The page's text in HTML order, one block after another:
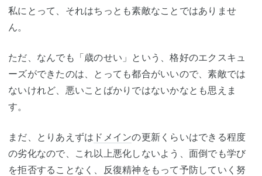
私にとって、それはちっとも素敵なことではありませ
ん。
ただ、なんでも「歳のせい」という、格好のエクスキュ
ーズができたのは、とっても都合がいいので、素敵では
ないけれど、悪いことばかりではないかなとも思えま
す。
まだ、とりあえずは ドメインの更新くらいはできる程度
の劣化なので、これ以上悪化しないよう、面倒でも学び
を拒否することなく、反復精神をもって予防していく努